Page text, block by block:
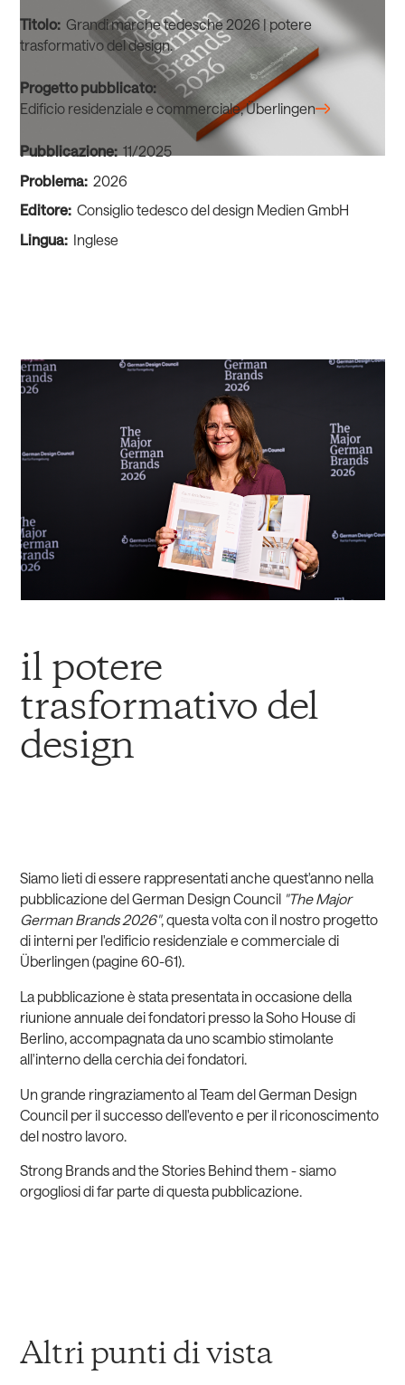
Titolo:Grandi marche tedesche 2026 | potere
trasformativo del design.
Progetto pubblicato:
Edificio residenziale e commerciale, Überlingen
Pubblicazione:11/2025
Problema:2026
Editore:Consiglio tedesco del design Medien GmbH
Lingua: Inglese
il potere
trasformativo del
design
Siamo lieti di essere rappresentati anche quest'anno nella
pubblicazione del German Design Council "The Major
German Brands 2026", questa volta con il nostro progetto
di interni per l'edificio residenziale e commerciale di
Überlingen (pagine 60-61).
La pubblicazione è stata presentata in occasione della
riunione annuale dei fondatori presso la Soho House di
Berlino, accompagnata da uno scambio stimolante
all'interno della cerchia dei fondatori.
Un grande ringraziamento al Team del German Design
Council per il successo dell'evento e per il riconoscimento
del nostro lavoro.
Strong Brands and the Stories Behind them - siamo
orgogliosi di far parte di questa pubblicazione.
Altri punti di vista